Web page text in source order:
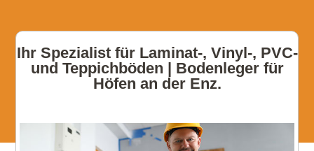
Ihr Spezialist für Laminat-, Vinyl-, PVC-
und Teppichböden | Bodenleger für
Höfen an der Enz.